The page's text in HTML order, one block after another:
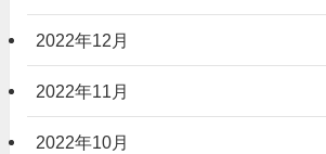
2022年12月
2022年11月
2022年10月